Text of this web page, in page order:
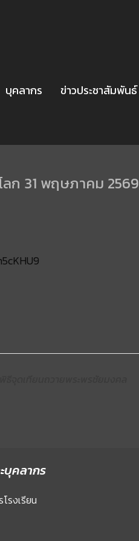
บุคลากร ข่าวประชาสัมพันธ์
ก 31 พฤษภาคม 2569
บุคลากร
รงเรียน